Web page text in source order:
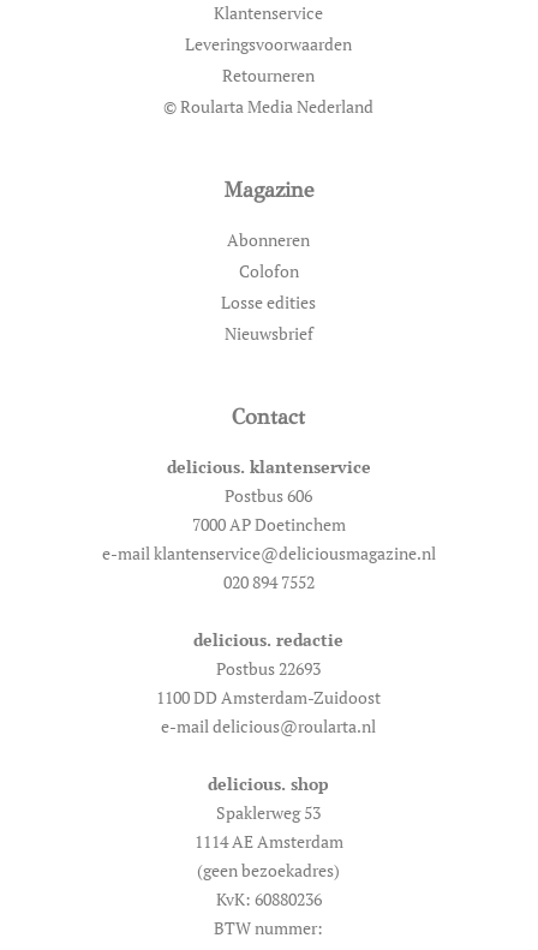
Klantenservice
Leveringsvoorwaarden
Retourneren
© Roularta Media Nederland
Magazine
Abonneren
Colofon
Losse edities
Nieuwsbrief
Contact
delicious. klantenservice
Postbus 606
7000 AP Doetinchem
e-mail klantenservice@deliciousmagazine.nl
020 894 7552
delicious. redactie
Postbus 22693
1100 DD Amsterdam-Zuidoost
e-mail delicious@roularta.nl
delicious. shop
Spaklerweg 53
1114 AE Amsterdam
(geen bezoekadres)
KvK: 60880236
BTW nummer: